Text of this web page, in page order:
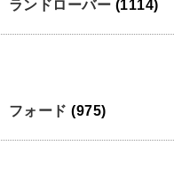
ランドローバー (1114)
フォード(975)